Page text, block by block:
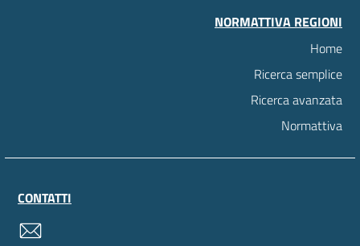
NORMATTIVA REGIONI
Home
Ricerca semplice
Ricerca avanzata
Normattiva
CONTATTI